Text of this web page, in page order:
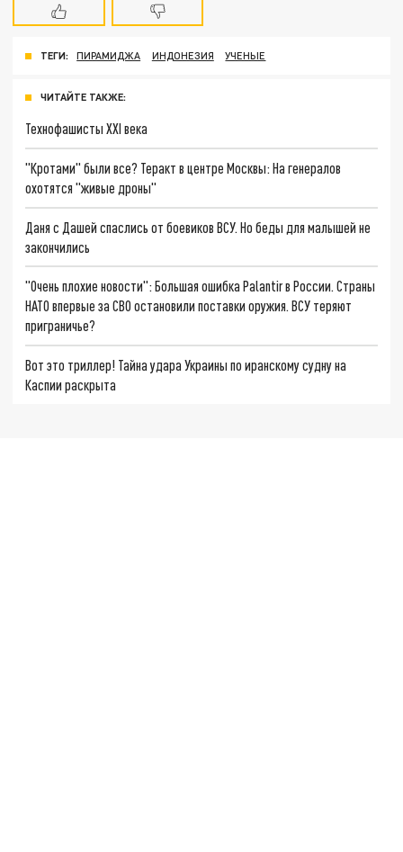
ТЕГИ: ПИРАМИДЖА ИНДОНЕЗИЯ УЧЕНЫЕ
ЧИТАЙТЕ ТАКЖЕ:
Технофашисты XXI века
"Кротами" были все? Теракт в центре Москвы: На генералов
охотятся "живые дроны"
Даня с Дашей спаслись от боевиков ВСУ. Но беды для малышей не
закончились
"Очень плохие новости": Большая ошибка Palantir в России. Страны
НАТО впервые за СВО остановили поставки оружия. ВСУ теряют
приграничье?
Вот это триллер! Тайна удара Украины по иранскому судну на
Каспии раскрыта